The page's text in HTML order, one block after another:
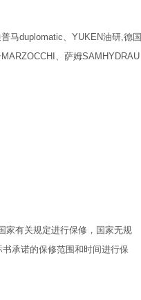
马duplomatic、YUKEN油研,德国
、萨姆SAMHYDRAU
家有关规定进行保修，国家无规
承诺的保修范围和时间进行保